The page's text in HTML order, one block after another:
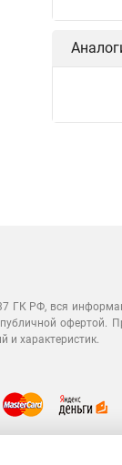
ГК РФ, вся
офертой.
и характеристик.